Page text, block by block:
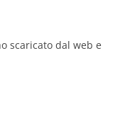
scaricato dal web e